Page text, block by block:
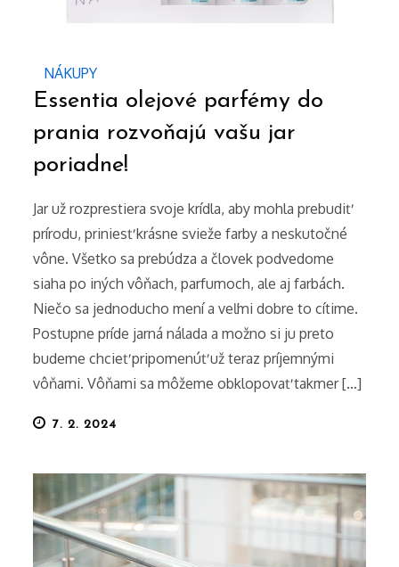
NÁKUPY
Essentia olejové parfémy do
prania rozvoňajú vašu jar
poriadne!
Jar už rozprestiera svoje krídla, aby mohla prebudiť
prírodu, priniesť krásne svieže farby a neskutočné
vône. Všetko sa prebúdza a človek podvedome
siaha po iných vôňach, parfumoch, ale aj farbách.
Niečo sa jednoducho mení a veľmi dobre to cítime.
Postupne príde jarná nálada a možno si ju preto
budeme chcieť pripomenúť už teraz príjemnými
vôňami. Vôňami sa môžeme obklopovať takmer […]
Posted7. 2. 2024